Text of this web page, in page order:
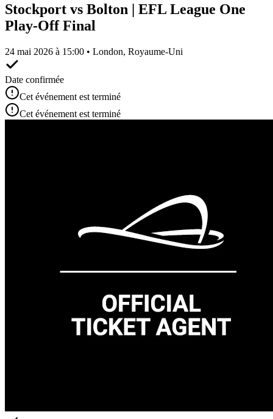
Stockport vs Bolton | EFL League One
Play-Off Final
24 mai 2026 à 15:00 • London, Royaume-Uni
Date confirmée
Cet événement est terminé
Cet événement est terminé